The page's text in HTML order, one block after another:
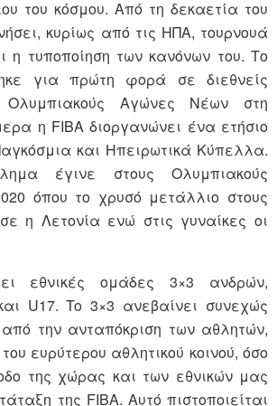
του κόσμου. Από τη δεκαετία του
κυρίως από τις ΗΠΑ, τουρνουά
η τυποποίηση των κανόνων του. Tο
για πρώτη φορά σε διεθνείς
Αγώνες Νέων στη
η FIBA διοργανώνει ένα ετήσιο
και Ηπειρωτικά Κύπελλα.
έγινε στους Ολυμπιακούς
όπου το χρυσό μετάλλιο στους
η Λετονία ενώ στις γυναίκες οι
εθνικές ομάδες 3×3 ανδρών,
U17. To 3×3 ανεβαίνει συνεχώς
την ανταπόκριση των αθλητών,
ευρύτερου αθλητικού κοινού, όσο
της χώρας και των εθνικών μας
της FIBΑ. Αυτό πιστοποιείται